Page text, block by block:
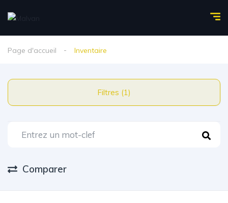
Page d'accueil Inventaire
Filtres (1)
Comparer